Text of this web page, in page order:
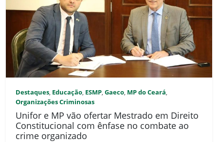
Destaques, Educação, ESMP, Gaeco, MP do Ceará,
Organizações Criminosas
Unifor e MP vão ofertar Mestrado em Direito
Constitucional com ênfase no combate ao
crime organizado